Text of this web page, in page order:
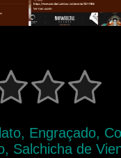
Engraçado,
Salchicha de